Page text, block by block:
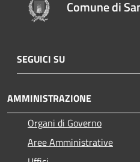
Comune di
SEGUICI SU
AMMINISTRAZIONE
Organi di Governo
Aree Amministrative